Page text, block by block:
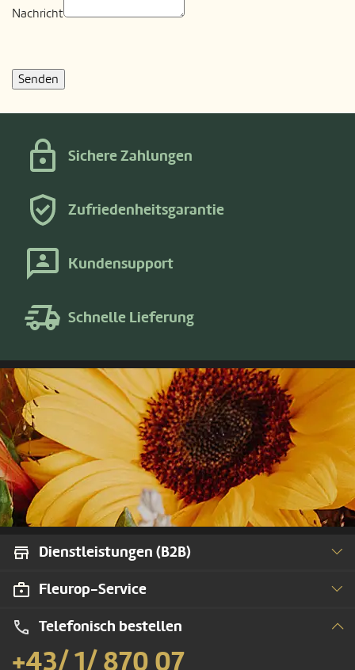
Nachricht
Sichere Zahlungen
Zufriedenheitsgarantie
Kundensupport
Schnelle Lieferung
Dienstleistungen (B2B)
Telefonisch bestellen
+43/ 1/ 870 07
Fleurop-Service